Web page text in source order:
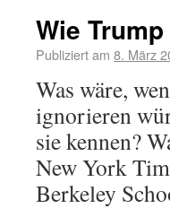
Wie
Publiziert am 8. März
Was wäre,
ignorieren
sie kennen?
New York
Berkeley